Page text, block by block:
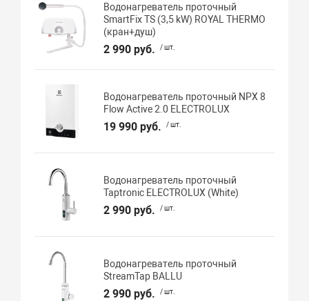
Водонагреватель проточный
SmartFix TS (3,5 kW) ROYAL THERMO
(кран+душ)
2 990 руб. / шт.
Водонагреватель проточный NPX 8
Flow Active 2.0 ELECTROLUX
19 990 руб. / шт.
Водонагреватель проточный
Taptronic ELECTROLUX (White)
2 990 руб. / шт.
Водонагреватель проточный
StreamTap BALLU
2 990 руб. / шт.